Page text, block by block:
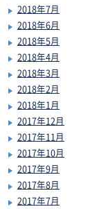
2018年7月
2018年6月
2018年5月
2018年4月
2018年3月
2018年2月
2018年1月
2017年12月
2017年11月
2017年10月
2017年9月
2017年8月
2017年7月